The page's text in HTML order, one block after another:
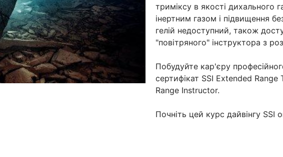
триміксу в якості дихального
інертним газом і підвищення
гелій недоступний, також
"повітряного" інструктора з
Побудуйте кар'єру
сертифікат SSI Extended
Range Instructor.
Почніть цей курс дайвінгу SSI